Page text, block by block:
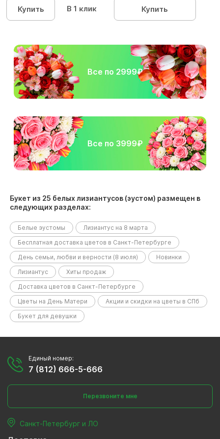
Купить В 1 клик Купить
Все по 2999₽
Все по 3999₽
Букет из 25 белых лизиантусов (эустом) размещен в
следующих разделах:
Белые эустомы
Лизиантус на 8 марта
Бесплатная доставка цветов в Санкт-Петербурге
День семьи, любви и верности (8 июля)
Новинки
Лизиантус
Хиты продаж
Доставка цветов в Санкт-Петербурге
Цветы на День Матери
Акции и скидки на цветы в СПб
Букет для девушки
Единый номер:
7 (812) 666-5-666
Перезвоните мне
Санкт-Петербург и ЛО